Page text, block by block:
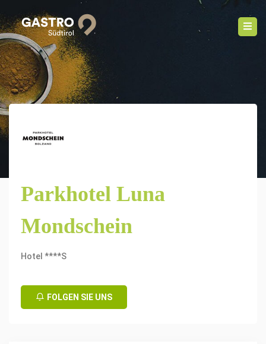
Parkhotel Luna
Mondschein
Hotel ****S
FOLGEN SIE UNS